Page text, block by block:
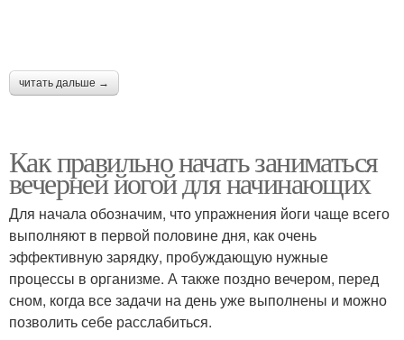
читать дальше →
Как правильно начать заниматься
вечерней йогой для начинающих
Для начала обозначим, что упражнения йоги чаще всего
выполняют в первой половине дня, как очень
эффективную зарядку, пробуждающую нужные
процессы в организме. А также поздно вечером, перед
сном, когда все задачи на день уже выполнены и можно
позволить себе расслабиться.